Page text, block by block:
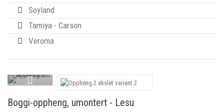
Soyland
Tamiya - Carson
Veroma
Boggi-oppheng, umontert - Lesu